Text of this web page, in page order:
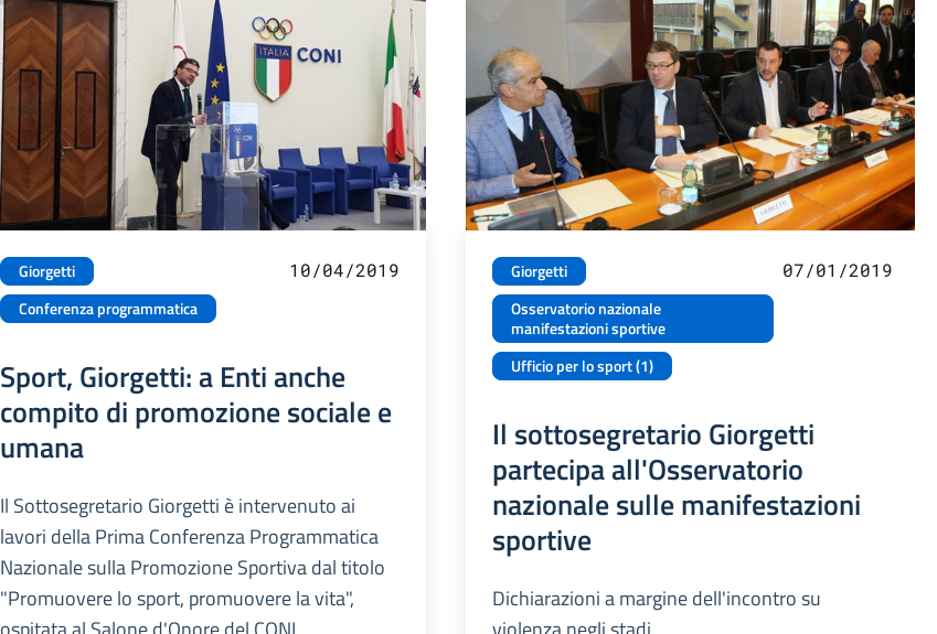
Giorgetti
Conferenza programmatica
10/04/2019
Sport, Giorgetti: a Enti anche
compito di promozione sociale e
umana
Il Sottosegretario Giorgetti è intervenuto ai
lavori della Prima Conferenza Programmatica
Nazionale sulla Promozione Sportiva dal titolo
"Promuovere lo sport, promuovere la vita",
Giorgetti
Osservatorio nazionale
manifestazioni sportive
Ufficio per lo sport (1)
07/01/2019
Il sottosegretario Giorgetti
partecipa all'Osservatorio
nazionale sulle manifestazioni
sportive
Dichiarazioni a margine dell'incontro su